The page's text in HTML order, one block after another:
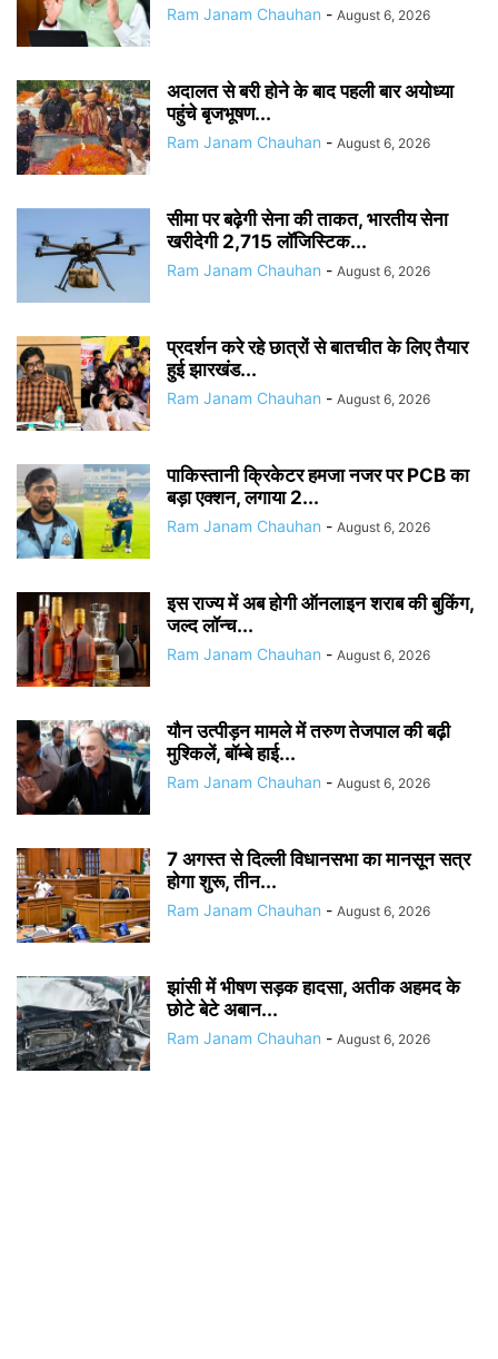
Ram Janam Chauhan - August 6, 2026
अदालत से बरी होने के बाद पहली बार अयोध्या
पहुंचे बृजभूषण...
Ram Janam Chauhan - August 6, 2026
सीमा पर बढ़ेगी सेना की ताकत, भारतीय सेना
खरीदेगी 2,715 लॉजिस्टिक...
Ram Janam Chauhan - August 6, 2026
प्रदर्शन करे रहे छात्रों से बातचीत के लिए तैयार
हुई झारखंड...
Ram Janam Chauhan - August 6, 2026
पाकिस्तानी क्रिकेटर हमजा नजर पर PCB का
बड़ा एक्शन, लगाया 2...
Ram Janam Chauhan - August 6, 2026
इस राज्य में अब होगी ऑनलाइन शराब की बुकिंग,
जल्द लॉन्च...
Ram Janam Chauhan - August 6, 2026
यौन उत्पीड़न मामले में तरुण तेजपाल की बढ़ी
मुश्किलें, बॉम्बे हाई...
Ram Janam Chauhan - August 6, 2026
7 अगस्त से दिल्ली विधानसभा का मानसून सत्र
होगा शुरू, तीन...
Ram Janam Chauhan - August 6, 2026
झांसी में भीषण सड़क हादसा, अतीक अहमद के
छोटे बेटे अबान...
Ram Janam Chauhan - August 6, 2026